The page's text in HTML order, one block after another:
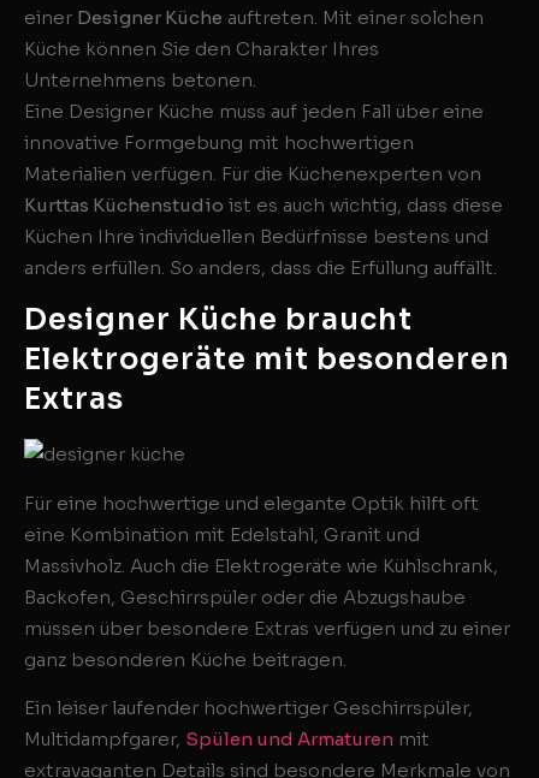
einer Designer Küche auftreten. Mit einer solchen
Küche können Sie den Charakter Ihres
Unternehmens betonen.
Eine Designer Küche muss auf jeden Fall über eine
innovative Formgebung mit hochwertigen
Materialien verfügen. Für die Küchenexperten von
Kurttas Küchenstudio ist es auch wichtig, dass diese
Küchen Ihre individuellen Bedürfnisse bestens und
anders erfüllen. So anders, dass die Erfüllung auffällt.
Designer Küche braucht
Elektrogeräte mit besonderen
Extras
Für eine hochwertige und elegante Optik hilft oft
eine Kombination mit Edelstahl, Granit und
Massivholz. Auch die Elektrogeräte wie Kühlschrank,
Backofen, Geschirrspüler oder die Abzugshaube
müssen über besondere Extras verfügen und zu einer
ganz besonderen Küche beitragen.
Ein leiser laufender hochwertiger Geschirrspüler,
Multidampfgarer, Spülen und Armaturen mit
extravaganten Details sind besondere Merkmale von